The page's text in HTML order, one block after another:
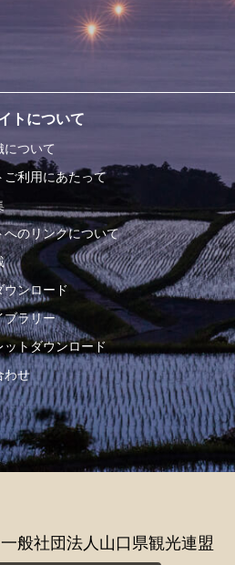
トについて
について
ご利用にあたって
へのリンクについて
ウンロード
ブラリー
ットダウンロード
わせ
一般社団法人山口県観光連盟